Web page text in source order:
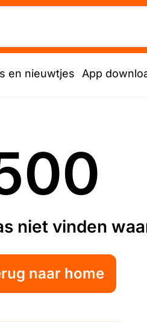
en nieuwtjes App
500
niet vinden
naar home